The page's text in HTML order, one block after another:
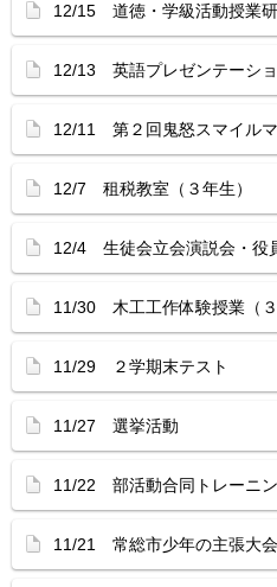
12/15 道徳・学級活動授業
12/13 英語プレゼンテーシ
12/11 第２回鬼怒スマイル
12/7 租税教室（３年生）
12/4 生徒会立会演説会・役
11/30 木工工作体験授業（３
11/29 ２学期末テスト
11/27 選挙活動
11/22 部活動合同トレーニ
11/21 常総市少年の主張大会